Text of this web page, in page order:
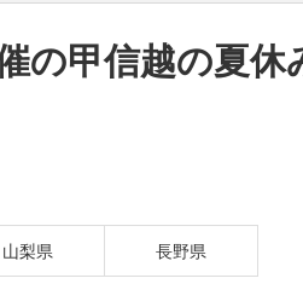
の甲信越の夏休
山梨県 長野県